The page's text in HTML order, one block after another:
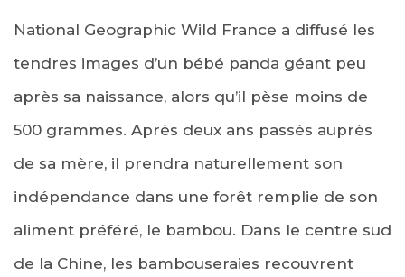
National Geographic Wild France a diffusé les
tendres images d’un bébé panda géant peu
après sa naissance, alors qu’il pèse moins de
500 grammes. Après deux ans passés auprès
de sa mère, il prendra naturellement son
indépendance dans une forêt remplie de son
aliment préféré, le bambou. Dans le centre sud
de la Chine, les bambouseraies recouvrent